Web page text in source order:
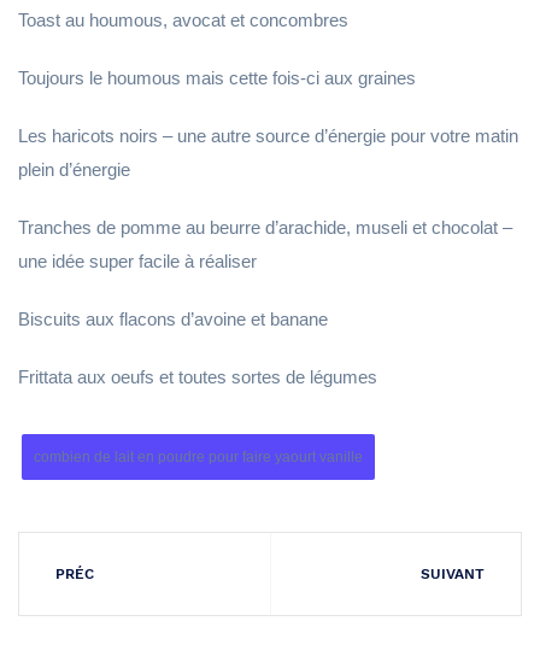
Toast au houmous, avocat et concombres
Toujours le houmous mais cette fois-ci aux graines
Les haricots noirs – une autre source d’énergie pour votre matin
plein d’énergie
Tranches de pomme au beurre d’arachide, museli et chocolat –
une idée super facile à réaliser
Biscuits aux flacons d’avoine et banane
Frittata aux oeufs et toutes sortes de légumes
combien de lait en poudre pour faire yaourt vanille
PRÉC SUIVANT